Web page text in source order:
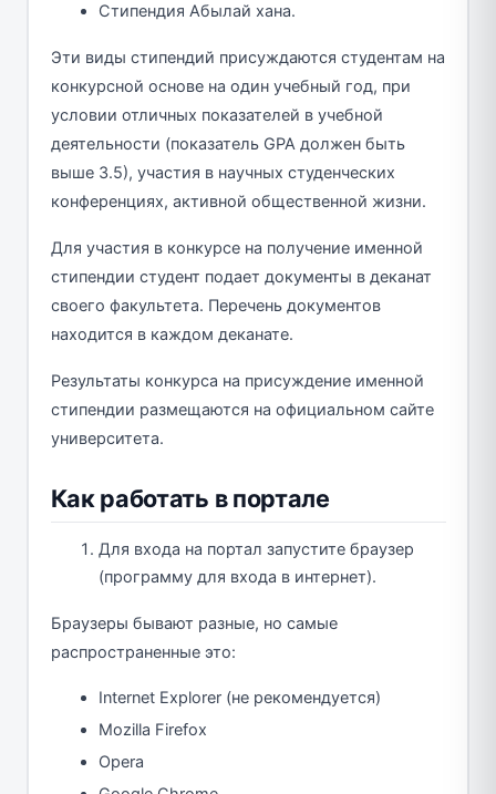
Стипендия Абылай хана.
Эти виды стипендий присуждаются студентам на
конкурсной основе на один учебный год, при
условии отличных показателей в учебной
деятельности (показатель GPA должен быть
выше 3.5), участия в научных студенческих
конференциях, активной общественной жизни.
Для участия в конкурсе на получение именной
стипендии студент подает документы в деканат
своего факультета. Перечень документов
находится в каждом деканате.
Результаты конкурса на присуждение именной
стипендии размещаются на официальном сайте
университета.
Как работать в портале
Для входа на портал запустите браузер
(программу для входа в интернет).
Браузеры бывают разные, но самые
распространенные это:
Internet Explorer (не рекомендуется)
Mozilla Firefox
Opera